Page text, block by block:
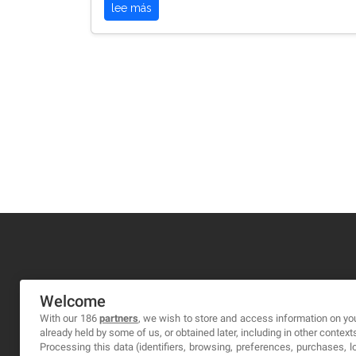
lee más
C/ Nuredduna 22, 1-3, 07006
Palma de Mallorca, Baleares
Welcome
With our 186 partners, we wish to store and access information on
already held by some of us, or obtained later, including in other
Processing this data (identifiers, browsing, preferences, purchases,